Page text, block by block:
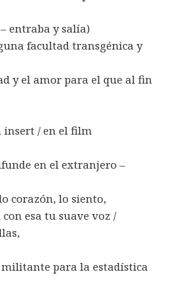
entraba y salía)
facultad transgénica y
y el amor para el que al fin
insert / en el film
en el extranjero –
corazón, lo siento,
esa tu suave voz /
para la estadística